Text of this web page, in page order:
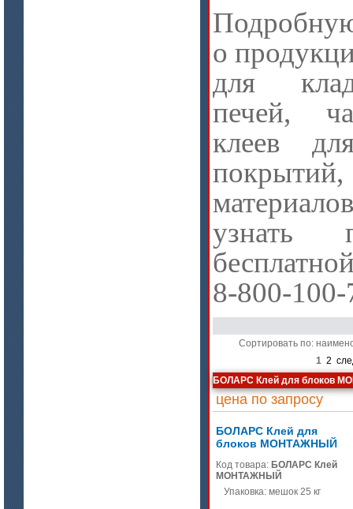
о
для
печей,
клеев
узнать
8-800-
Сортировать по:
1 2
БОЛАРС Клей для блоков
цена по запросу
БОЛАРС Клей для
блоков МОНТАЖНЫЙ
Код товара: БОЛАРС Клей
МОНТАЖНЫЙ
Упаковка: мешок 25 кг